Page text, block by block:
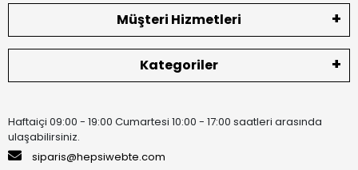
Müşteri Hizmetleri
Kategoriler
Haftaiçi 09:00 - 19:00 Cumartesi 10:00 - 17:00 saatleri arasında
ulaşabilirsiniz.
siparis@hepsiwebte.com